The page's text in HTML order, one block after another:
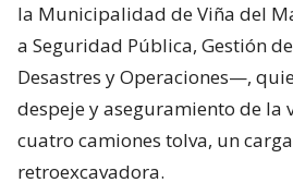
la Municipalidad de Viña del
a Seguridad Pública, Gestión
Desastres y Operaciones—,
despeje y aseguramiento de la
cuatro camiones tolva, un
retroexcavadora.